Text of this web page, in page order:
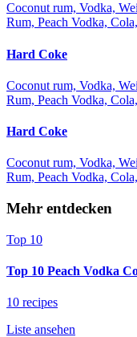
Coconut rum, Vodka,
Rum, Peach Vodka,
Hard Coke
Coconut rum, Vodka,
Rum, Peach Vodka,
Hard Coke
Coconut rum, Vodka,
Rum, Peach Vodka,
Mehr entdecken
Top 10
Top 10 Peach Vodka
10 recipes
Liste ansehen